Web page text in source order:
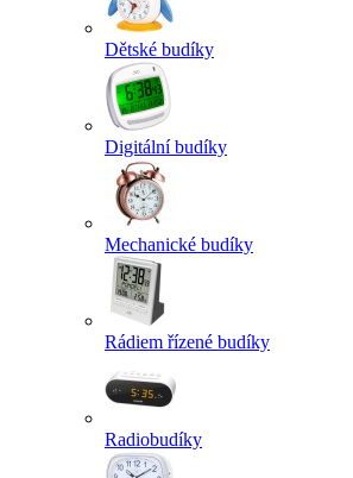
Dětské budíky
Digitální budíky
Mechanické budíky
Rádiem řízené budíky
Radiobudíky